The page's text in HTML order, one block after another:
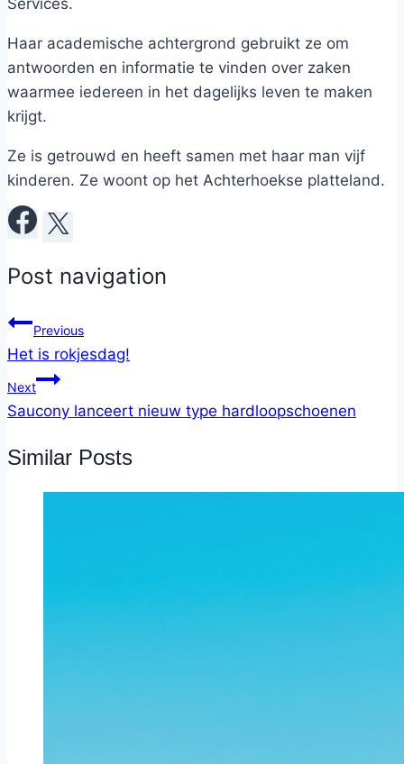
Haar academische achtergrond gebruikt ze om
antwoorden en informatie te vinden over zaken
waarmee iedereen in het dagelijks leven te maken
krijgt.
Ze is getrouwd en heeft samen met haar man vijf
kinderen. Ze woont op het Achterhoekse platteland.
Post navigation
Previous
Het is rokjesdag!
Next
Saucony lanceert nieuw type hardloopschoenen
Similar Posts